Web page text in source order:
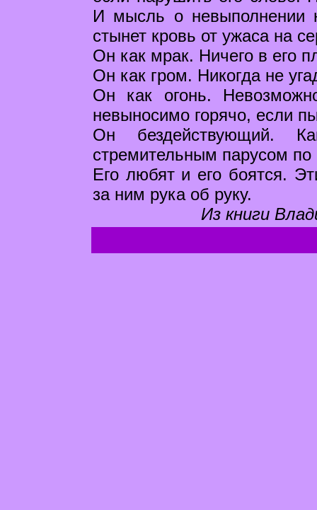
И мысль о невыполнении
стынет кровь от ужаса на
Он как мрак. Ничего в его
Он как гром. Никогда не
Он как огонь.
невыносимо горячо, если
Он бездействующий.
стремительным парусом
Его любят и его боятся.
за ним рука об руку.
Из книги